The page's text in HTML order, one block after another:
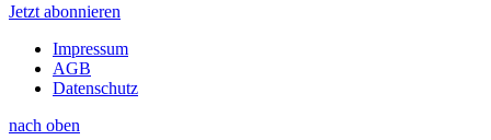
Jetzt abonnieren
Impressum
AGB
Datenschutz
nach oben